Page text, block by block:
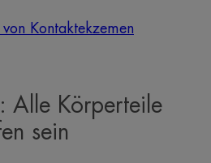
von Kontaktekzemen
Alle Körperteile
sein